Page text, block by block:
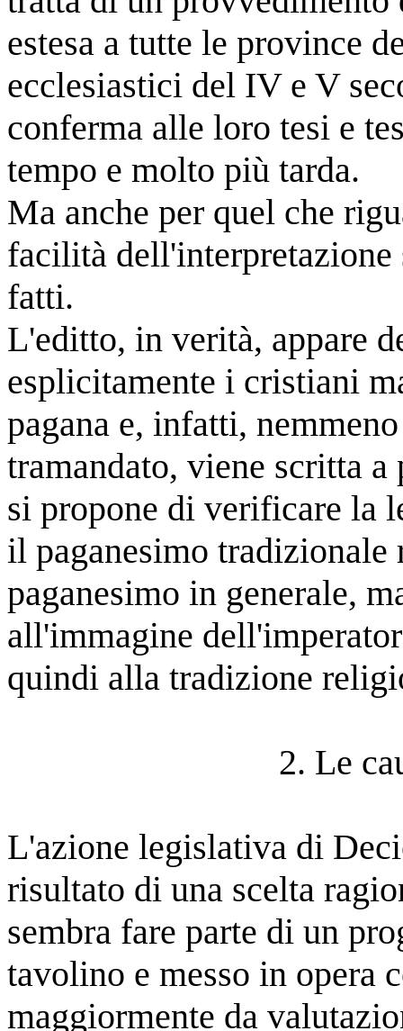
estesa a tutte le province
ecclesiastici del IV e V
conferma alle loro tesi e
tempo e molto più tarda.
Ma anche per quel che
facilità
fatti.
L'editto, in verità, appare
esplicitamente i cristiani
pagana e, infatti,
tramandato, viene scritta
si propone di verificare la
il paganesimo
paganesimo in generale,
all'immagine
quindi alla tradizione
2. Le
L'azione legislativa di
risultato di una scelta
sembra fare parte di un
tavolino e messo in opera
maggiormente da